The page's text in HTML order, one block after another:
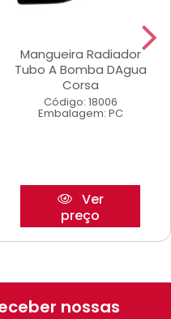
Mangueira Radiador
Tubo A Bomba DAgua
Corsa
Código: 18006
Embalagem: PC
Ver
preço
nossas